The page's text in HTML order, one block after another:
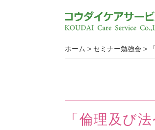
ホーム > セミナー勉強会 >
「倫理及び